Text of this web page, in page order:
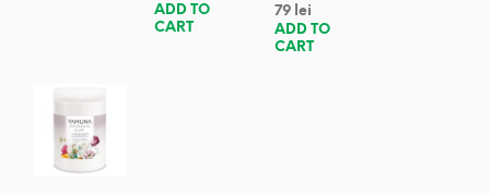
ADD TO
CART
79 lei
ADD TO
CART